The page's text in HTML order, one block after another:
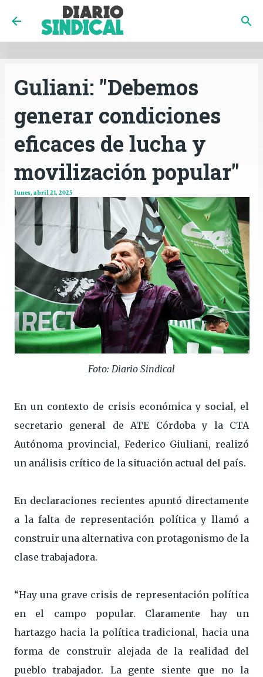
INICIO CÓRDOBA
Ir al contenido principal
Guliani: "Debemos
generar condiciones
eficaces de lucha y
movilización popular"
lunes, abril 21, 2025
Foto: Diario Sindical
En un contexto de crisis económica y social, el
secretario general de ATE Córdoba y la CTA
Autónoma provincial, Federico Giuliani, realizó
un análisis crítico de la situación actual del país.
En declaraciones recientes apuntó directamente
a la falta de representación política y llamó a
construir una alternativa con protagonismo de la
clase trabajadora.
“Hay una grave crisis de representación política
en el campo popular. Claramente hay un
hartazgo hacia la política tradicional, hacia una
forma de construir alejada de la realidad del
pueblo trabajador. La gente siente que no la